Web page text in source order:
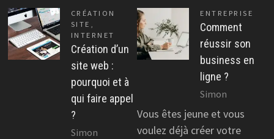
CRÉATION
SITE
INTERNET
Création d’un
site web :
pourquoi et à
qui faire appel
?
Simon
ENTREPRISE
Comment
réussir son
business en
ligne ?
Simon
Vous êtes jeune et vous
voulez déjà créer votre